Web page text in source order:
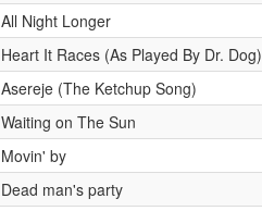
All Night Longer
Heart It Races (As Played By Dr. Dog)
Asereje (The Ketchup Song)
Waiting on The Sun
Movin' by
Dead man's party